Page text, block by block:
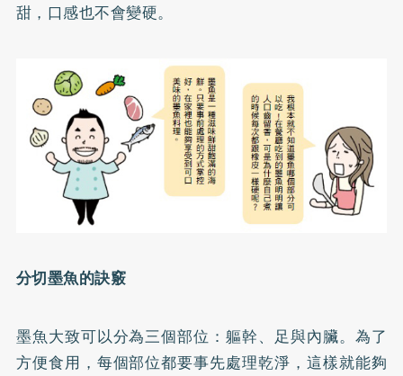
甜，口感也不會變硬。
分切墨魚的訣竅
墨魚大致可以分為三個部位：軀幹、足與內臟。為了
方便食用，每個部位都要事先處理乾淨，這樣就能夠